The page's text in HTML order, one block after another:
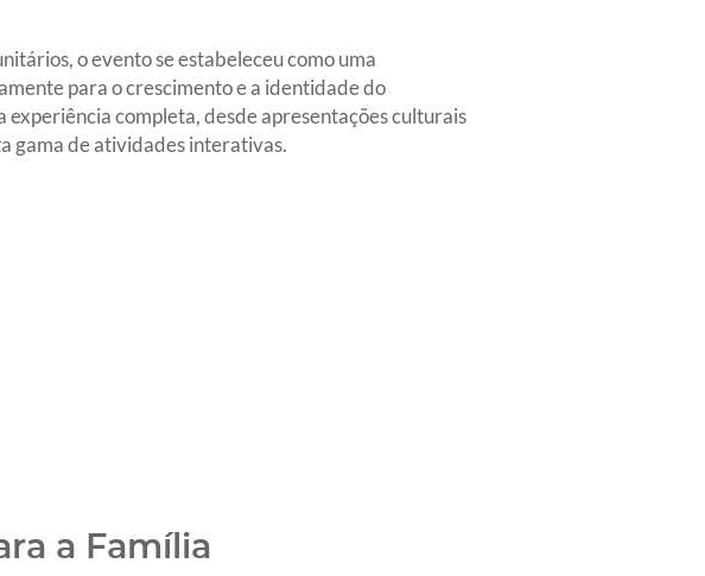
o evento se estabeleceu como uma
para o crescimento e a identidade do
completa, desde apresentações culturais
gama de atividades interativas.
a Família